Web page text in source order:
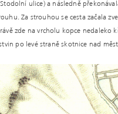
ulice) a následně
Za strouhou se cesta začala
zde na vrcholu kopce nedaleko
po levé straně skotnice nad